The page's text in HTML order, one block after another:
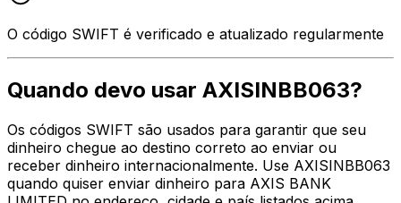
O código SWIFT é verificado e atualizado regularmente
Quando devo usar AXISINBB063?
Os códigos SWIFT são usados para garantir que seu
dinheiro chegue ao destino correto ao enviar ou
receber dinheiro internacionalmente. Use AXISINBB063
quando quiser enviar dinheiro para AXIS BANK